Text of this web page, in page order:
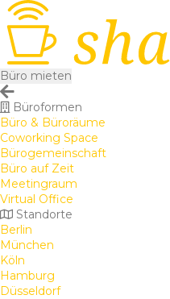
Büro mieten
Büroformen
Büro & Büroräume
Coworking Space
Bürogemeinschaft
Büro auf Zeit
Meetingraum
Virtual Office
Standorte
Berlin
München
Köln
Hamburg
Düsseldorf